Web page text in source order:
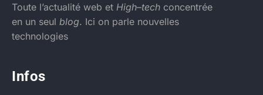
Toute l’actualité web et High–tech concentrée
en un seul blog. Ici on parle nouvelles
technologies
Infos